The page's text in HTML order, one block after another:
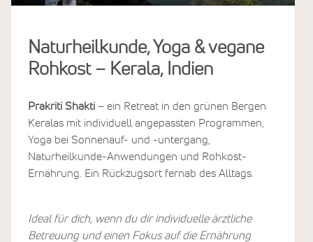
Naturheilkunde, Yoga & vegane
Rohkost – Kerala, Indien
Prakriti Shakti – ein Retreat in den grünen Bergen
Keralas mit individuell angepassten Programmen,
Yoga bei Sonnenauf- und -untergang,
Naturheilkunde-Anwendungen und Rohkost-
Ernährung. Ein Rückzugsort fernab des Alltags.
Ideal für dich, wenn du dir individuelle ärztliche
Betreuung und einen Fokus auf die Ernährung